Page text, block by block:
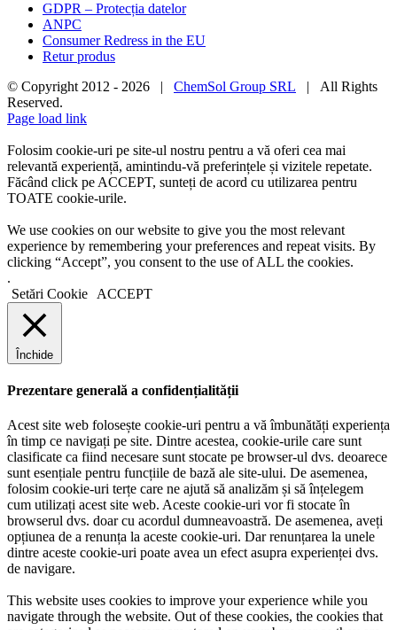
GDPR – Protecția datelor
ANPC
Consumer Redress in the EU
Retur produs
© Copyright 2012 - 2026 | ChemSol Group SRL | All Rights
Reserved.
Page load link
Folosim cookie-uri pe site-ul nostru pentru a vă oferi cea mai
relevantă experiență, amintindu-vă preferințele și vizitele repetate.
Făcând click pe ACCEPT, sunteți de acord cu utilizarea pentru
TOATE cookie-urile.
We use cookies on our website to give you the most relevant
experience by remembering your preferences and repeat visits. By
clicking “Accept”, you consent to the use of ALL the cookies.
.
Setări Cookie
ACCEPT
Închide
Prezentare generală a confidențialității
Acest site web folosește cookie-uri pentru a vă îmbunătăți experiența
în timp ce navigați pe site. Dintre acestea, cookie-urile care sunt
clasificate ca fiind necesare sunt stocate pe browser-ul dvs. deoarece
sunt esențiale pentru funcțiile de bază ale site-ului. De asemenea,
folosim cookie-uri terțe care ne ajută să analizăm și să înțelegem
cum utilizați acest site web. Aceste cookie-uri vor fi stocate în
browserul dvs. doar cu acordul dumneavoastră. De asemenea, aveți
opțiunea de a renunța la aceste cookie-uri. Dar renunțarea la unele
dintre aceste cookie-uri poate avea un efect asupra experienței dvs.
de navigare.
This website uses cookies to improve your experience while you
navigate through the website. Out of these cookies, the cookies that